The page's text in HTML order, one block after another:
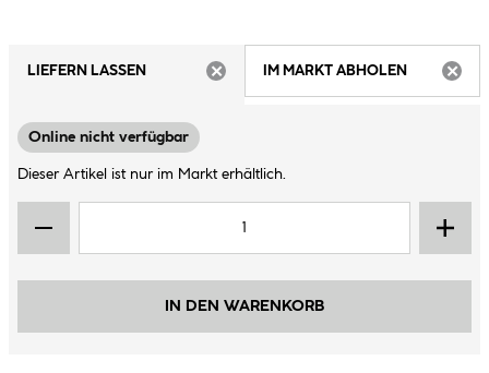
LIEFERN LASSEN
IM MARKT ABHOLEN
Online nicht verfügbar
Dieser Artikel ist nur im Markt erhältlich.
IN DEN WARENKORB